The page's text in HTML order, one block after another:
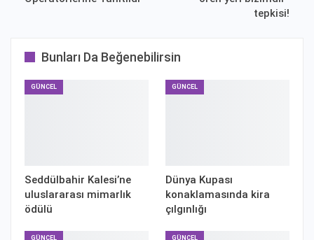
tepkisi!
Bunları Da Beğenebilirsin
GÜNCEL
Seddülbahir Kalesi’ne
uluslararası mimarlık
ödülü
GÜNCEL
Dünya Kupası
konaklamasında kira
çılgınlığı
GÜNCEL GÜNCEL